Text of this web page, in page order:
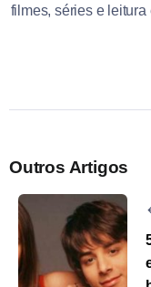
filmes, séries e
Outros Artigos